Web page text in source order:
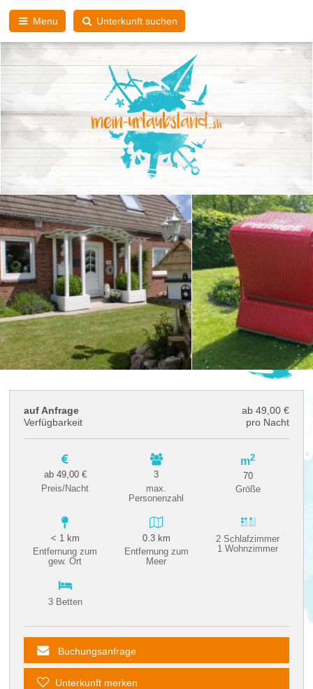
Menu Unterkunft suchen
auf Anfrage
Verfügbarkeit
ab 49,00 €
pro Nacht
ab 49,00 €
Preis/Nacht
3
max.
Personenzahl
m2
70
Größe
< 1 km
Entfernung zum
gew. Ort
0.3 km
Entfernung zum
Meer
2 Schlafzimmer
1 Wohnzimmer
3 Betten
Buchungsanfrage
Unterkunft merken